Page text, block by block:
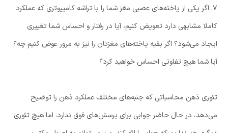
۷. اگر یکی از یاخته‌های عصبی مغز شما را با تراشه کامپیوتری که عملکرد
کاملا مشابهی دارد تعویض کنیم، آیا در رفتار و احساس شما تغییری
ایجاد می‌شود؟ اگر بقیه یاخته‌های مغزتان را نیز به مرور عوض کنیم چه؟
آیا شما هیچ تفاوتی احساس خواهید کرد؟
تئوری ذهن محاسباتی که جنبه‌های مختلف عملکرد ذهن را توضیح
می‌دهد، در حال حاضر جوابی برای پرسش‌های فوق ندارد. اما هیچ تئوری